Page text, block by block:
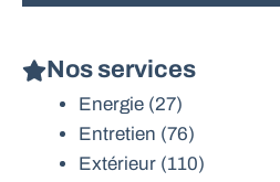
Nos services
Energie (27)
Entretien (76)
Extérieur (110)